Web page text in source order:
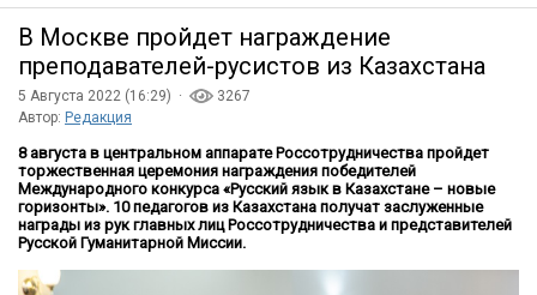
В Москве пройдет награждение
преподавателей-русистов из Казахстана
5 Августа 2022 (16:29) ·
3267
Автор: Редакция
8 августа в центральном аппарате Россотрудничества пройдет
торжественная церемония награждения победителей
Международного конкурса «Русский язык в Казахстане – новые
горизонты». 10 педагогов из Казахстана получат заслуженные
награды из рук главных лиц Россотрудничества и представителей
Русской Гуманитарной Миссии.